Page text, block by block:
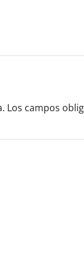
Los campos